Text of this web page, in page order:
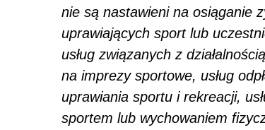
nie są nastawieni na osiąganie
uprawiających sport lub
usług związanych z
na imprezy sportowe, usług
uprawiania sportu i rekreacji,
sportem lub wychowaniem